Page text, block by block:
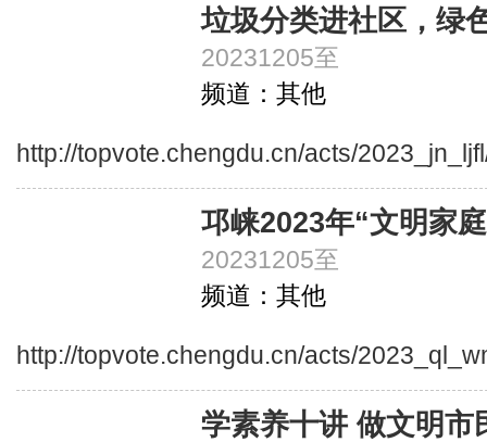
垃圾分类进社区，绿
20231205至
频道：其他
http://topvote.chengdu.cn/acts/
邛崃2023年“文明家
20231205至
频道：其他
http://topvote.chengdu.cn/acts/
学素养十讲 做文明市